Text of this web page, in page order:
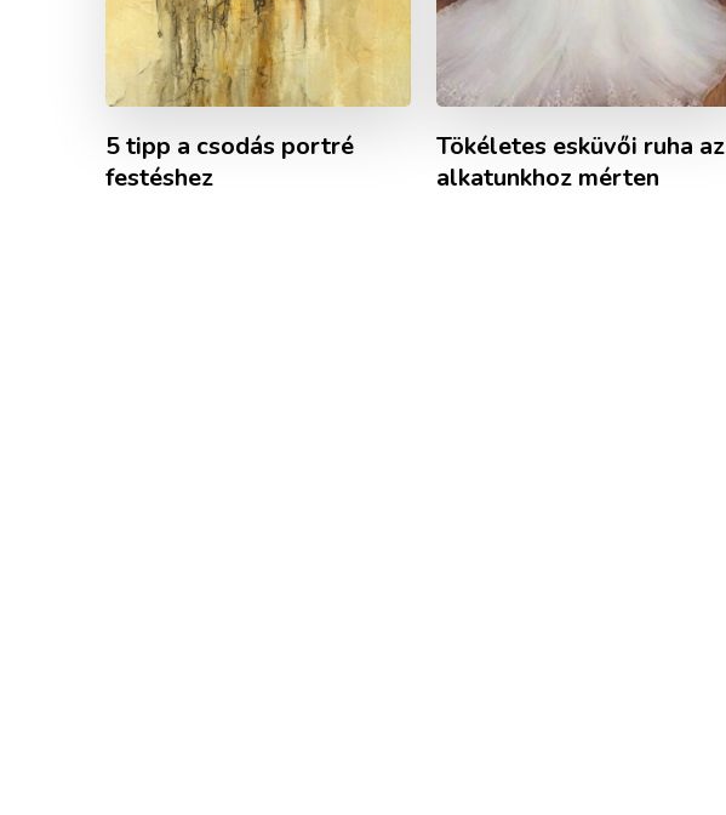
5 tipp a csodás portré
festéshez
Tökéletes esküvői ruha az
alkatunkhoz mérten